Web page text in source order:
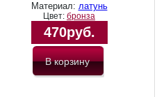
Материал: латунь
Цвет: бронза
470руб.